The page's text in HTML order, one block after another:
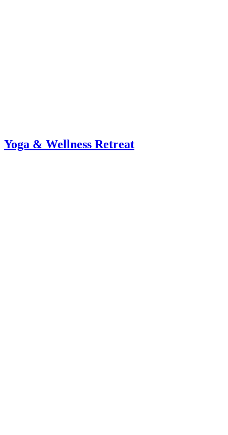
Yoga & Wellness Retreat